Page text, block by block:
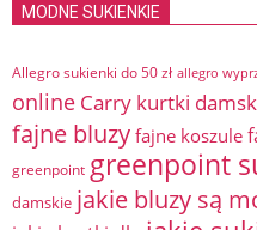
MODNE SUKIENKIE
Allegro sukienki do 50 zł allegro
online Carry kurtki
fajne bluzy fajne koszule
greenpoint greenpoint
damskie jakie bluzy są